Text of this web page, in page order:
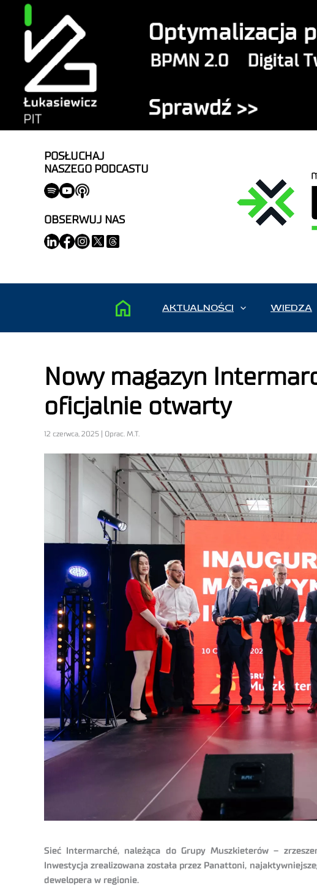
POSŁUCHAJ
NASZEGO PODCASTU
OBSERWUJ NAS
AKTUALNOŚCI WIEDZA
Nowy magazyn
oficjalnie otwarty
12 czerwca, 2025 | Oprac. M.T.
Sieć Intermarché, należąca do Grupy Muszkieterów –
Inwestycja zrealizowana została przez Panattoni,
dewelopera w regionie.